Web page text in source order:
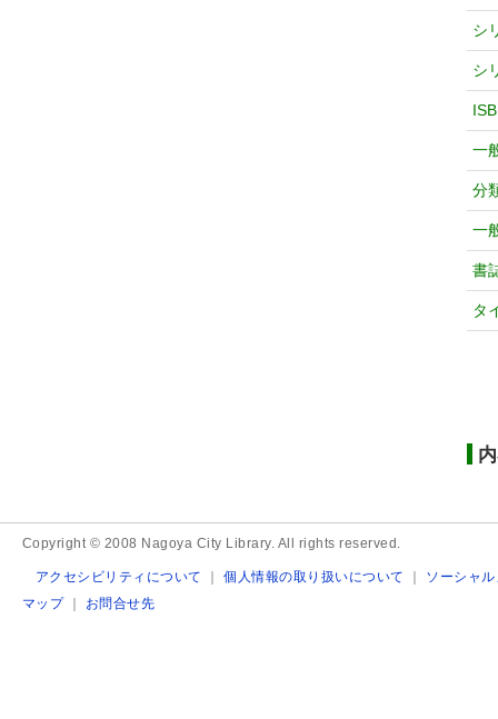
シ
シ
一
分
一
書
タ
Copyright © 2008 Nagoya City Library. All rights reserved.
アクセシビリティについて ｜個人情報の取り扱いについて ｜ ソーシャ
マップ｜ お問合せ先